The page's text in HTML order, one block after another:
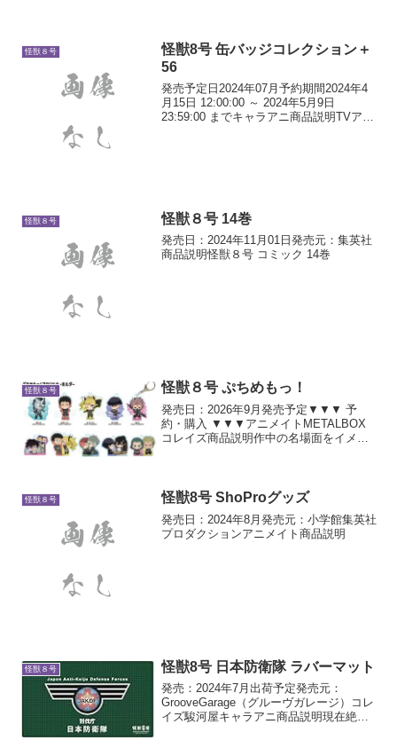
怪獣８号
怪獣8号 缶バッジコレクション＋
56
発売予定日2024年07月予約期間2024年4
月15日 12:00:00 ～ 2024年5月9日
23:59:00 までキャラアニ商品説明TVアニ
怪獣８号 怪獣８号 14巻
発売日：2024年11月01日発売元：集英社
商品説明怪獣８号 コミック 14巻
怪獣８号 怪獣８号 ぷちめもっ！
発売日：2026年9月発売予定▼▼▼ 予
約・購入 ▼▼▼アニメイトMETALBOX
コレイズ商品説明作中の名場面をイメー
怪獣８号 怪獣8号 ShoProグッズ
発売日：2024年8月発売元：小学館集英社
プロダクションアニメイト商品説明
怪獣８号 怪獣8号 日本防衛隊 ラバーマット
発売：2024年7月出荷予定発売元：
GrooveGarage（グルーヴガレージ）コレ
イズ駿河屋キャラアニ商品説明現在絶賛